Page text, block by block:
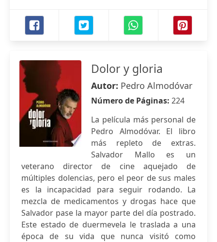
Dolor y gloria
Autor: Pedro Almodóvar
Número de Páginas: 224
La película más personal de
Pedro Almodóvar. El libro
más repleto de extras.
Salvador Mallo es un
veterano director de cine aquejado de
múltiples dolencias, pero el peor de sus males
es la incapacidad para seguir rodando. La
mezcla de medicamentos y drogas hace que
Salvador pase la mayor parte del día postrado.
Este estado de duermevela le traslada a una
época de su vida que nunca visitó como